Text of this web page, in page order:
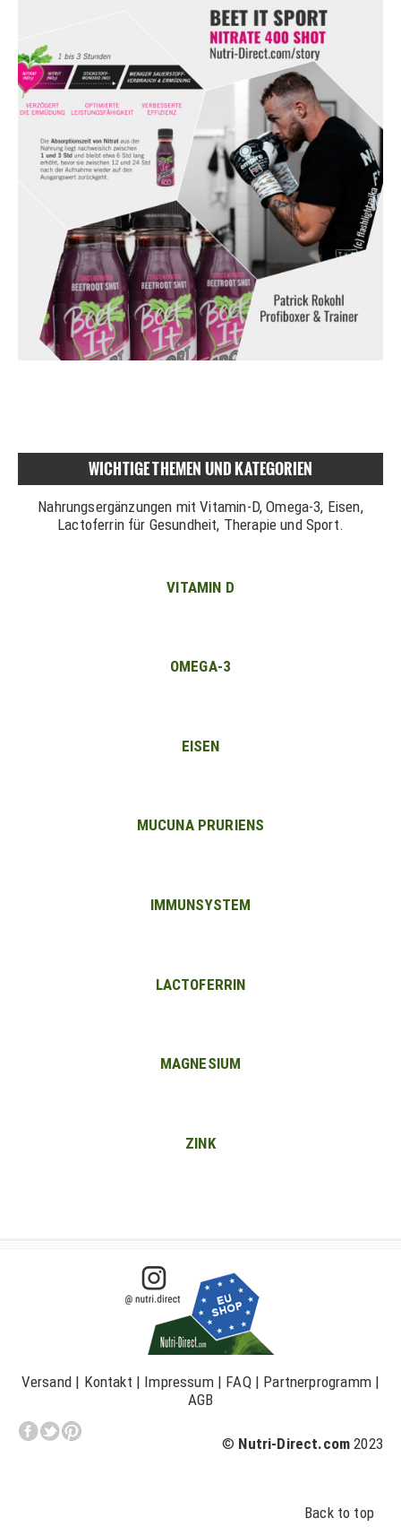
Back to top
WICHTIGE THEMEN UND KATEGORIEN
Nahrungsergänzungen mit Vitamin-D, Omega-3, Eisen,
Lactoferrin für Gesundheit, Therapie und Sport.
VITAMIN D
OMEGA-3
EISEN
MUCUNA PRURIENS
IMMUNSYSTEM
LACTOFERRIN
MAGNESIUM
ZINK
Versand| Kontakt | Impressum| FAQ| Partnerprogramm|
AGB
© Nutri-Direct.com 2023